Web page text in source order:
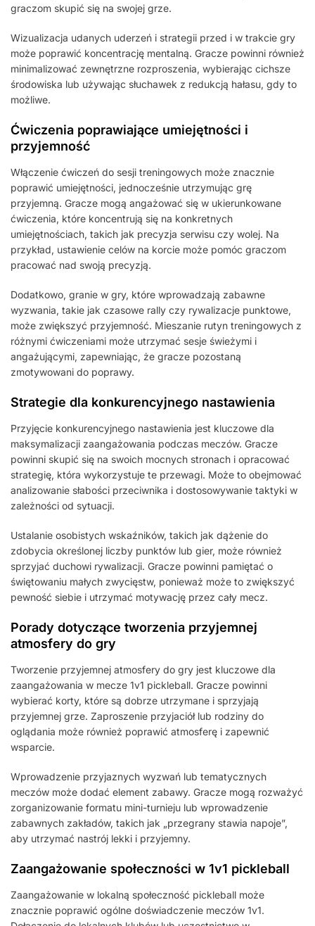
graczom skupić się na swojej grze.
Wizualizacja udanych uderzeń i strategii przed i w trakcie gry
może poprawić koncentrację mentalną. Gracze powinni również
minimalizować zewnętrzne rozproszenia, wybierając cichsze
środowiska lub używając słuchawek z redukcją hałasu, gdy to
możliwe.
Ćwiczenia poprawiające umiejętności i
przyjemność
Włączenie ćwiczeń do sesji treningowych może znacznie
poprawić umiejętności, jednocześnie utrzymując grę
przyjemną. Gracze mogą angażować się w ukierunkowane
ćwiczenia, które koncentrują się na konkretnych
umiejętnościach, takich jak precyzja serwisu czy wolej. Na
przykład, ustawienie celów na korcie może pomóc graczom
pracować nad swoją precyzją.
Dodatkowo, granie w gry, które wprowadzają zabawne
wyzwania, takie jak czasowe rally czy rywalizacje punktowe,
może zwiększyć przyjemność. Mieszanie rutyn treningowych z
różnymi ćwiczeniami może utrzymać sesje świeżymi i
angażującymi, zapewniając, że gracze pozostaną
zmotywowani do poprawy.
Strategie dla konkurencyjnego nastawienia
Przyjęcie konkurencyjnego nastawienia jest kluczowe dla
maksymalizacji zaangażowania podczas meczów. Gracze
powinni skupić się na swoich mocnych stronach i opracować
strategię, która wykorzystuje te przewagi. Może to obejmować
analizowanie słabości przeciwnika i dostosowywanie taktyki w
zależności od sytuacji.
Ustalanie osobistych wskaźników, takich jak dążenie do
zdobycia określonej liczby punktów lub gier, może również
sprzyjać duchowi rywalizacji. Gracze powinni pamiętać o
świętowaniu małych zwycięstw, ponieważ może to zwiększyć
pewność siebie i utrzymać motywację przez cały mecz.
Porady dotyczące tworzenia przyjemnej
atmosfery do gry
Tworzenie przyjemnej atmosfery do gry jest kluczowe dla
zaangażowania w mecze 1v1 pickleball. Gracze powinni
wybierać korty, które są dobrze utrzymane i sprzyjają
przyjemnej grze. Zaproszenie przyjaciół lub rodziny do
oglądania może również poprawić atmosferę i zapewnić
wsparcie.
Wprowadzenie przyjaznych wyzwań lub tematycznych
meczów może dodać element zabawy. Gracze mogą rozważyć
zorganizowanie formatu mini-turnieju lub wprowadzenie
zabawnych zakładów, takich jak „przegrany stawia napoje”,
aby utrzymać nastrój lekki i przyjemny.
Zaangażowanie społeczności w 1v1 pickleball
Zaangażowanie w lokalną społeczność pickleball może
znacznie poprawić ogólne doświadczenie meczów 1v1.